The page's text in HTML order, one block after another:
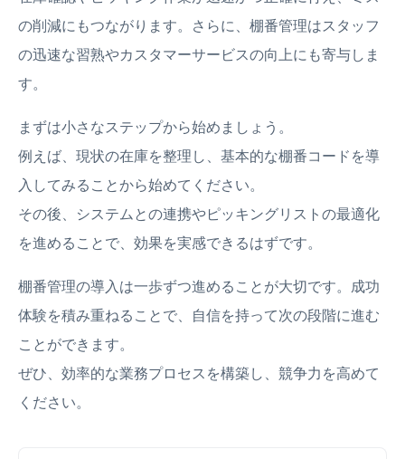
の削減にもつながります。さらに、棚番管理はスタッフ
の迅速な習熟やカスタマーサービスの向上にも寄与しま
す。
まずは小さなステップから始めましょう。
例えば、現状の在庫を整理し、基本的な棚番コードを導
入してみることから始めてください。
その後、システムとの連携やピッキングリストの最適化
を進めることで、効果を実感できるはずです。
棚番管理の導入は一歩ずつ進めることが大切です。成功
体験を積み重ねることで、自信を持って次の段階に進む
ことができます。
ぜひ、効率的な業務プロセスを構築し、競争力を高めて
ください。